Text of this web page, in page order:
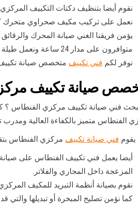
نقوم أيضا بتنظيف دكتات التكييف
نعمل على تركيب مكيف صحراوي متحرك
يؤمن فريقنا الغني صيانة المحرك
متوافرون على مدار 24 ساعة ونعمل طيلة أيام الأسبوع وفي الأعياد وأيام العطل وجاهزون لتلبية جميع الطلبات في كافة المناطق عبر ورشات مناوبة.
نوفر لكم فني تكييف متخصص صيانة تكييف
صيانة تكييف
فني صيانة تكييف مركزي الفنطاس ؟
الفنطاس متميز بالكفاءة العالية
فني صيانة تكييف مركزي الفنطاس
أيضا يعمل فني تكييف الفنطاس على صيانة
المزعجة داخل المجاري والفلاتر.
نقوم بصيانة أنظمة التبريد للمكيف
كما نؤمن تصليح المبخرة أو تبديلها